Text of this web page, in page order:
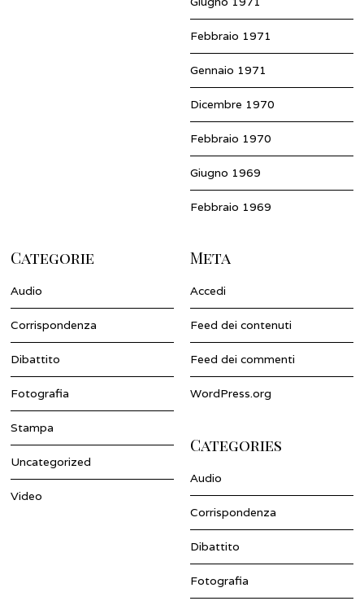
Febbraio 1971
Gennaio 1971
Dicembre 1970
Febbraio 1970
Giugno 1969
Febbraio 1969
Categorie
Audio
Corrispondenza
Dibattito
Fotografia
Stampa
Uncategorized
Video
Meta
Accedi
Feed dei contenuti
Feed dei commenti
WordPress.org
Categories
Audio
Corrispondenza
Dibattito
Fotografia